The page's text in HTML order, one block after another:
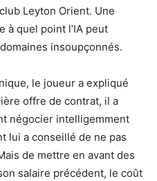
Leyton Orient. Une
à quel point l’IA peut
insoupçonnés.
le joueur a expliqué
offre de contrat, il a
négocier intelligemment
lui a conseillé de ne pas
de mettre en avant des
salaire précédent, le coût